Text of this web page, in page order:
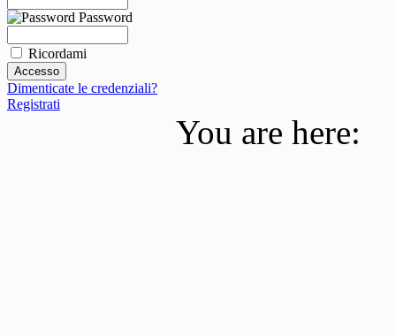
Password
Ricordami
Dimenticate le credenziali?
Registrati
You are here: